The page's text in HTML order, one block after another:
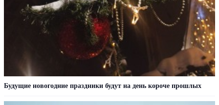
Будущие новогодние праздники будут на день короче прошлых